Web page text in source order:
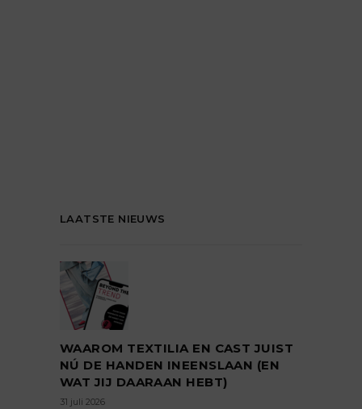
LAATSTE NIEUWS
WAAROM TEXTILIA EN CAST JUIST
NÚ DE HANDEN INEENSLAAN (EN
WAT JIJ DAARAAN HEBT)
31 juli 2026